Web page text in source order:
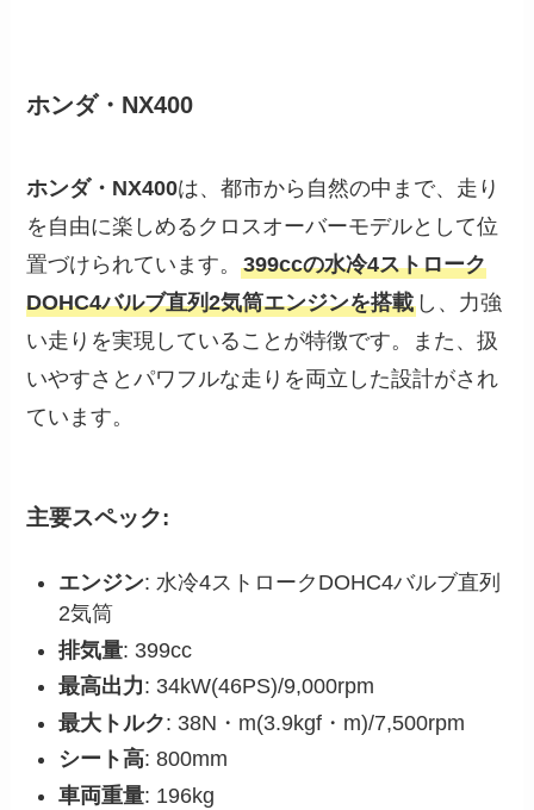
ホンダ・NX400
ホンダ・NX400は、都市から自然の中まで、走り
を自由に楽しめるクロスオーバーモデルとして位
置づけられています。399ccの水冷4ストローク
DOHC4バルブ直列2気筒エンジンを搭載 し、力強
い走りを実現していることが特徴です。また、扱
いやすさとパワフルな走りを両立した設計がされ
ています。
主要スペック:
エンジン: 水冷4ストロークDOHC4バルブ直列
2気筒
排気量: 399cc
最高出力: 34kW(46PS)/9,000rpm
最大トルク: 38N・m(3.9kgf・m)/7,500rpm
シート高: 800mm
車両重量: 196kg